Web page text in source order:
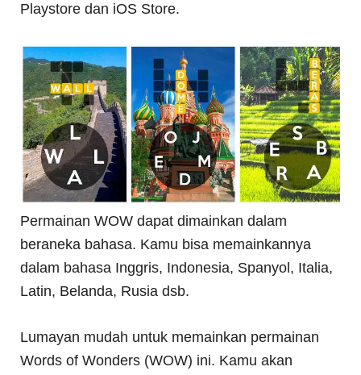
Playstore dan iOS Store.
Permainan WOW dapat dimainkan dalam
beraneka bahasa. Kamu bisa memainkannya
dalam bahasa Inggris, Indonesia, Spanyol, Italia,
Latin, Belanda, Rusia dsb.
Lumayan mudah untuk memainkan permainan
Words of Wonders (WOW) ini. Kamu akan